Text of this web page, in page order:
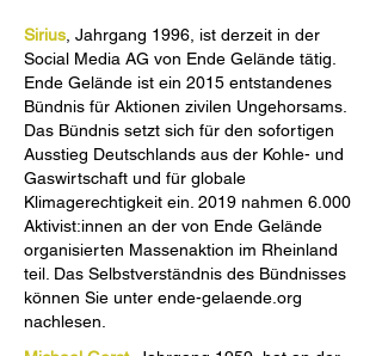
Sirius , Jahrgang 1996, ist derzeit in der
Social Media AG von Ende Gelände tätig.
Ende Gelände ist ein 2015 entstandenes
Bündnis für Aktionen zivilen Ungehorsams.
Das Bündnis setzt sich für den sofortigen
Ausstieg Deutschlands aus der Kohle- und
Gaswirtschaft und für globale
Klimagerechtigkeit ein. 2019 nahmen 6.000
Aktivist:innen an der von Ende Gelände
organisierten Massenaktion im Rheinland
teil. Das Selbstverständnis des Bündnisses
können Sie unter ende-gelaende.org
nachlesen.